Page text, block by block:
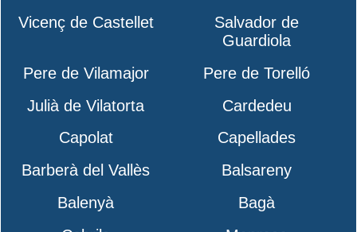
Vicenç de Castellet
Salvador de
Guardiola
Pere de Vilamajor
Pere de Torelló
Julià de Vilatorta
Cardedeu
Capolat
Capellades
Barberà del Vallès
Balsareny
Balenyà
Bagà